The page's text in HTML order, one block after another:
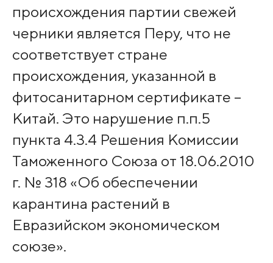
происхождения партии свежей
черники является Перу, что не
соответствует стране
происхождения, указанной в
фитосанитарном сертификате –
Китай. Это нарушение п.п.5
пункта 4.3.4 Решения Комиссии
Таможенного Союза от 18.06.2010
г. № 318 «Об обеспечении
карантина растений в
Евразийском экономическом
союзе».